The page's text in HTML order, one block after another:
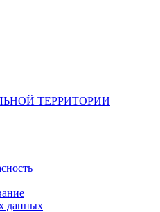
ТЕРРИТОРИИ
данных